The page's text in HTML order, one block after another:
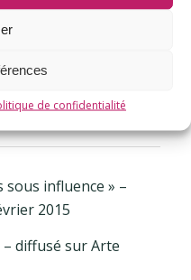
de confidentialité
intégral
sous influence » –
2015
– diffusé sur Arte